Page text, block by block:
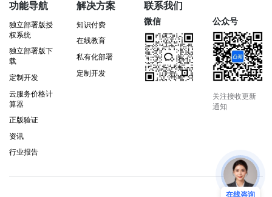
功能导航
独立部署版授
权系统
独立部署版下
载
定制开发
云服务价格计
算器
正版验证
资讯
行业报告
解决方案
知识付费
在线教育
私有化部署
定制开发
联系我们
微信 公众号
关注接收更新
通知
在线咨询